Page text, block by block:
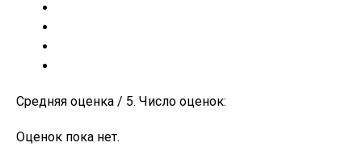
Средняя оценка / 5. Число оценок:
Оценок пока нет.